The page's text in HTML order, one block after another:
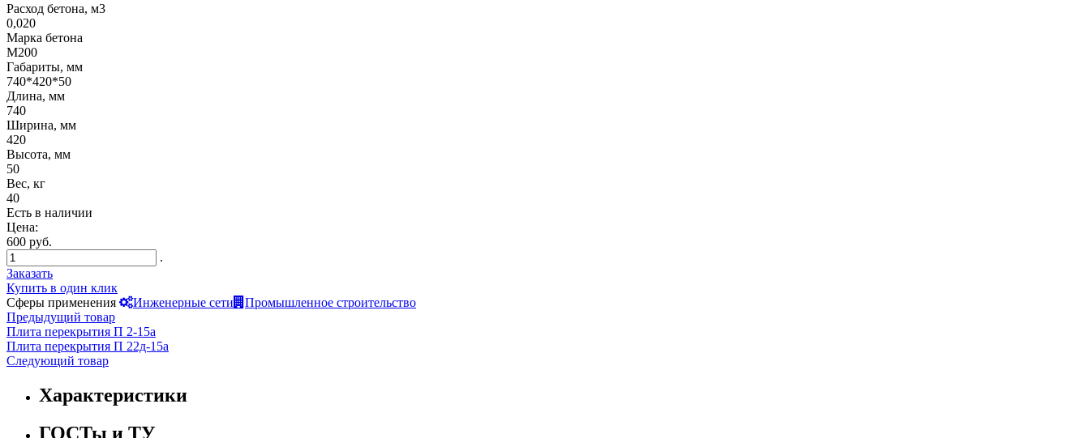
Расход бетона, м3
0,020
Марка бетона
М200
Габариты, мм
740*420*50
Длина, мм
740
Ширина, мм
420
Высота, мм
50
Вес, кг
40
Есть в наличии
Цена:
600 руб.
.
Заказать
Купить в один клик
Сферы применения
Инженерные сети
Промышленное строительство
Предыдущий товар
Плита перекрытия П 2-15а
Плита перекрытия П 22д-15а
Следующий товар
Характеристики
ГОСТы и ТУ